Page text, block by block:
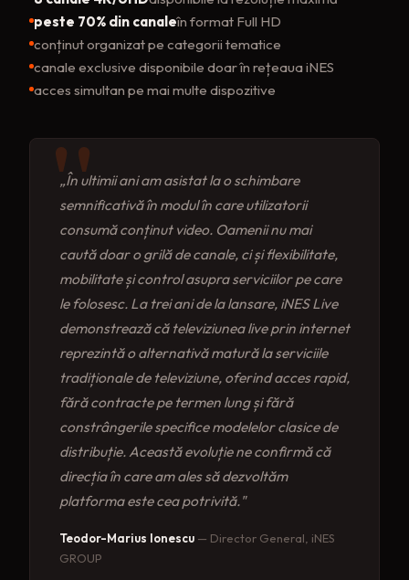
peste 70% din canaleîn format Full HD
conținut organizat pe categorii tematice
canale exclusive disponibile doar în rețeaua iNES
acces simultan pe mai multe dispozitive
„În ultimii ani am asistat la o schimbare
semnificativă în modul în care utilizatorii
consumă conținut video. Oamenii nu mai
caută doar o grilă de canale, ci și flexibilitate,
mobilitate și control asupra serviciilor pe care
le folosesc. La trei ani de la lansare, iNES Live
demonstrează că televiziunea live prin internet
reprezintă o alternativă matură la serviciile
tradiționale de televiziune, oferind acces rapid,
fără contracte pe termen lung și fără
constrângerile specifice modelelor clasice de
distribuție. Această evoluție ne confirmă că
direcția în care am ales să dezvoltăm
platforma este cea potrivită."
Teodor-Marius Ionescu — Director General, iNES
GROUP